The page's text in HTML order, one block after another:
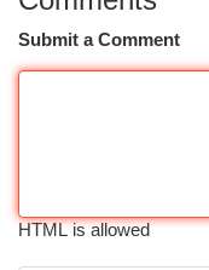
Submit a Comment
HTML is allowed